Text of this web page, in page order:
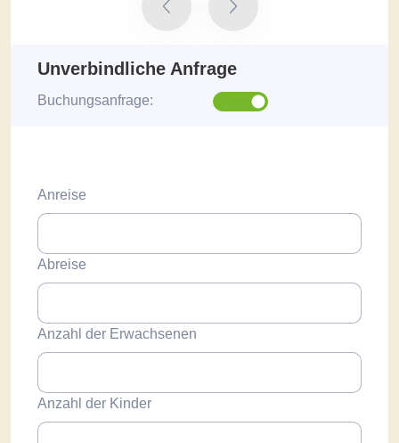
Unverbindliche Anfrage
Buchungsanfrage:
Anreise
Abreise
Anzahl der Erwachsenen
Anzahl der Kinder